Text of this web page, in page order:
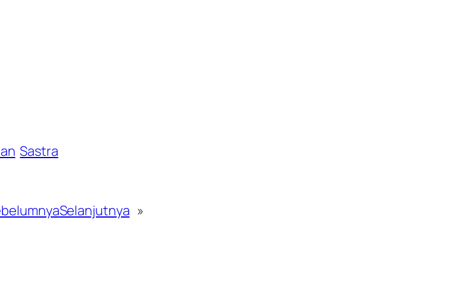
Sastra
Selanjutnya »